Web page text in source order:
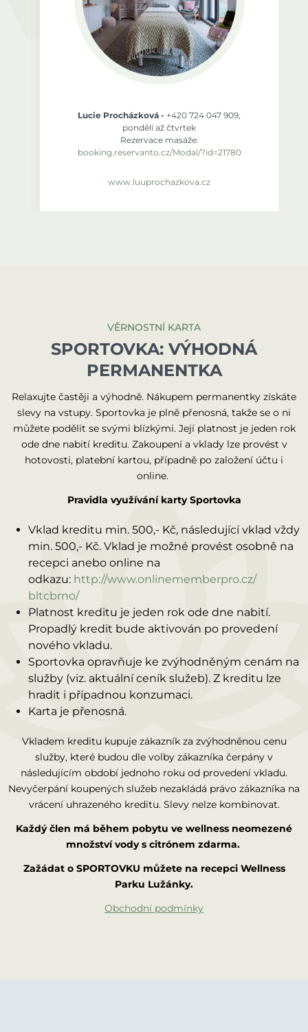
Lucie Procházková - +420 724 047 909,
pondělí až čtvrtek
Rezervace masáže:
booking.reservanto.cz/Modal/?id=21780
www.luuprochazkova.cz
VĚRNOSTNÍ KARTA
SPORTOVKA: VÝHODNÁ
PERMANENTKA
Relaxujte častěji a výhodně. Nákupem permanentky získáte
slevy na vstupy. Sportovka je plně přenosná, takže se o ni
můžete podělit se svými blízkými. Její platnost je jeden rok
ode dne nabití kreditu. Zakoupení a vklady lze provést v
hotovosti, platební kartou, případně po založení účtu i
online.
Pravidla využívání karty Sportovka
Vklad kreditu min. 500,- Kč, následující vklad vždy
min. 500,- Kč. Vklad je možné provést osobně na
recepci anebo online na
odkazu: http://www.onlinememberpro.cz/
bltcbrno/
Platnost kreditu je jeden rok ode dne nabití.
Propadlý kredit bude aktivován po provedení
nového vkladu.
Sportovka opravňuje ke zvýhodněným cenám na
služby (viz. aktuální ceník služeb). Z kreditu lze
hradit i případnou konzumaci.
Karta je přenosná.
Vkladem kreditu kupuje zákazník za zvýhodněnou cenu
služby, které budou dle volby zákazníka čerpány v
následujícím období jednoho roku od provedení vkladu.
Nevyčerpání koupených služeb nezakládá právo zákazníka na
vrácení uhrazeného kreditu. Slevy nelze kombinovat.
Každý člen má během pobytu ve wellness neomezené
množství vody s citrónem zdarma.
Zažádat o SPORTOVKU můžete na recepci Wellness
Parku Lužánky.
Obchodní podmínky